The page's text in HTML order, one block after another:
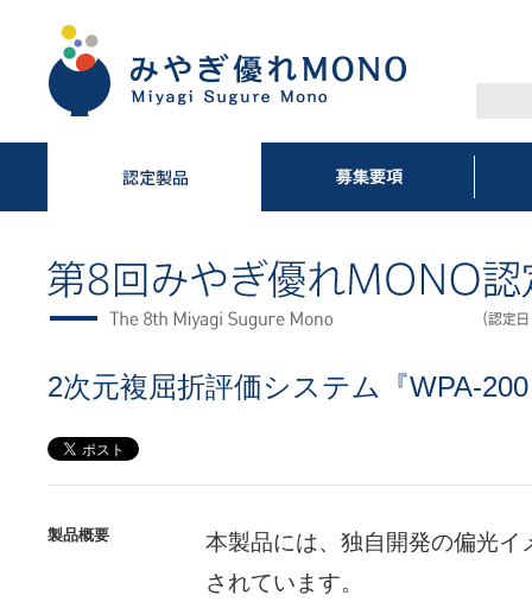
2次元複屈折評価システム『WPA-
製品概要
本製品には、独自開発の偏光イ
されています。